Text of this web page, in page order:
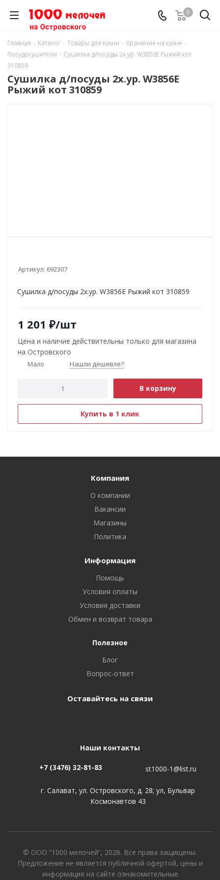
0
Главная - Каталог - Товары для кухни - Хранение на кухне -
Посудосушители - Сушилка д/посуды 2х.ур. W3856E Рыжий кот
310859
Сушилка д/посуды 2х.ур. W3856E
Рыжий кот 310859
Артикул: 692307
Сушилка д/посуды 2х.ур. W3856E Рыжий кот 310859
1 201 ₽/шт
Цена и наличие действительны только для магазина
на Островского
Мало Нашли дешевле?
В корзину
Купить в 1 клик
Компания
О компании
Вакансии
Магазины
Политика
Информация
Помощь
Условия оплаты
Условия доставки
Обмен и возврат товара
Полезное
Блог
Вопрос-ответ
Оставайтесь на связи
Наши контакты
+7 (3476) 32-81-83 st1000-1@list.ru
г. Салават, ул. Островского, д. 28; ул, Бульвар
Космонавтов 43
© ООО “1000 мелочей”, 2026. Все права защищены.
Предложение не является публичной офертой, цены и
информация на сайте ознакомительные